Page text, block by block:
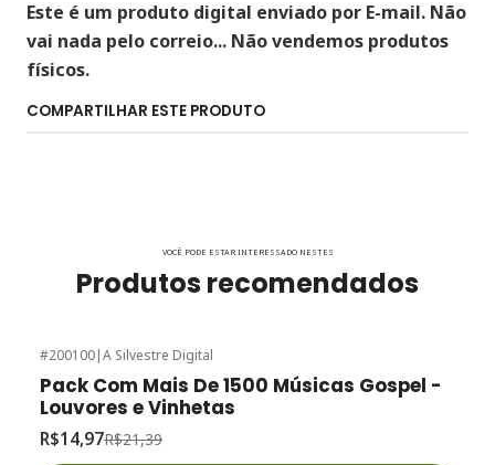
Este é um produto digital enviado por E-mail. Não
vai nada pelo correio... Não vendemos produtos
físicos.
COMPARTILHAR ESTE PRODUTO
VOCÊ PODE ESTAR INTERESSADO NESTES
Produtos recomendados
#200100|A Silvestre Digital
Pack Com Mais De 1500 Músicas Gospel -
Louvores e Vinhetas
R$14,97R$21,39